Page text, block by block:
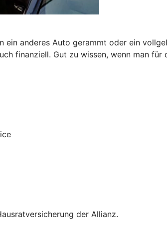
anderes Auto gerammt oder ein
finanziell. Gut zu wissen, wenn man
der Allianz.